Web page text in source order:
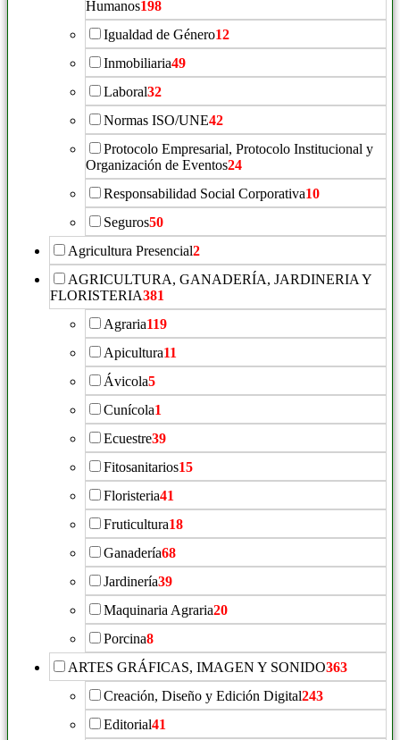
Humanos198
Igualdad de Género12
Inmobiliaria49
Laboral32
Normas ISO/UNE42
Protocolo Empresarial, Protocolo Institucional y
Organización de Eventos24
Responsabilidad Social Corporativa10
Seguros50
Agricultura Presencial2
AGRICULTURA, GANADERÍA, JARDINERIA Y
FLORISTERIA381
Agraria119
Apicultura11
Ávicola5
Cunícola1
Ecuestre39
Fitosanitarios15
Floristeria41
Fruticultura18
Ganadería68
Jardinería39
Maquinaria Agraria20
Porcina8
ARTES GRÁFICAS, IMAGEN Y SONIDO363
Creación, Diseño y Edición Digital243
Editorial41